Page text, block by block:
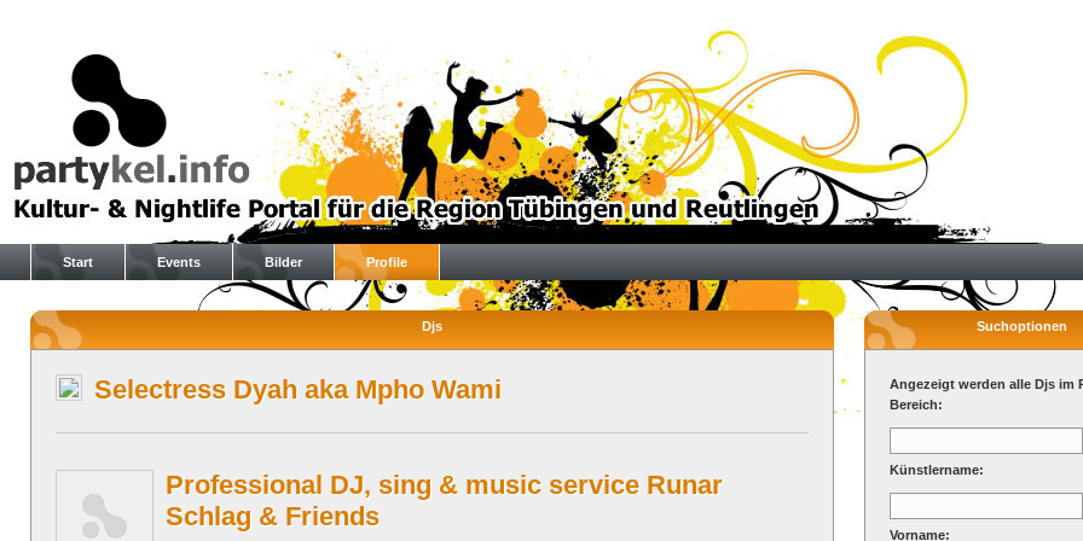
Start Events Bilder Profile
Djs
Selectress Dyah aka Mpho Wami
Professional DJ, sing & music service Runar
Schlag & Friends
Suchoptionen
Angezeigt werden alle Djs im
Bereich:
Künstlername:
Vorname: